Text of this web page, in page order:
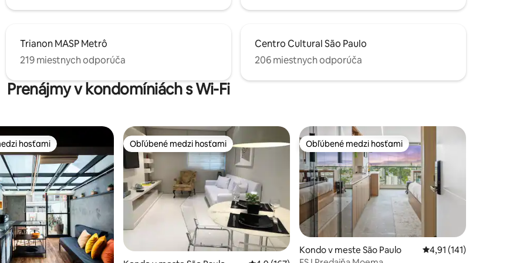
Trianon MASP Metrô
219 miestnych odporúča
Centro Cultural São Paulo
206 miestnych odporúča
Prenájmy v kondomíniách s Wi-Fi
z 5, počet hodnotení: 162
hosťami
hosťami Obľúbené medzi hosťami
Obľúbené medzi hosťami Obľúbené medzi hosťami
Obľúbené medzi hosťami
Kondo v meste São Paulo Priemerné
4,91 (141)